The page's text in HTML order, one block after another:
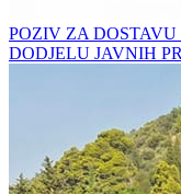
POZIV ZA
DODJELU JAVNIH